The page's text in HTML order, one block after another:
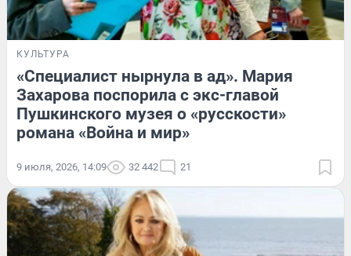
КУЛЬТУРА
«Специалист нырнула в ад». Мария
Захарова поспорила с экс-главой
Пушкинского музея о «русскости»
романа «Война и мир»
9 июля, 2026, 14:09 32 442 21